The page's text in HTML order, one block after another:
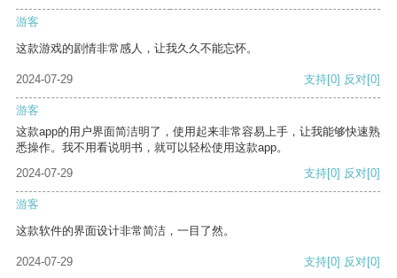
游客
这款游戏的剧情非常感人，让我久久不能忘怀。
2024-07-29 支持[0] 反对[0]
游客
这款app的用户界面简洁明了，使用起来非常容易上手，让我能够快速熟
悉操作。我不用看说明书，就可以轻松使用这款app。
2024-07-29
支持[0] 反对[0]
游客
这款软件的界面设计非常简洁，一目了然。
2024-07-29 支持[0] 反对[0]